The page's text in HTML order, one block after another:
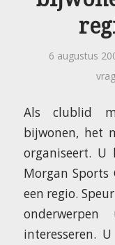
6 augustus
Als clublid
bijwonen, het
organiseert.
Morgan
een regio.
interesseren.